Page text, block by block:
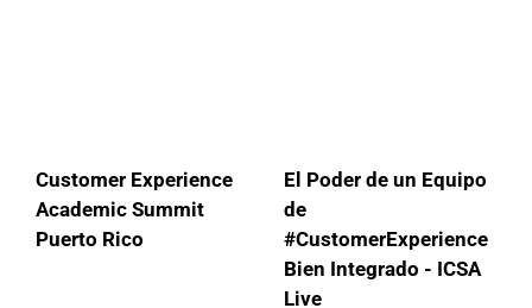
Customer Experience
Academic Summit
Puerto Rico
El Poder de un Equipo
de
#CustomerExperience
Bien Integrado - ICSA
Live